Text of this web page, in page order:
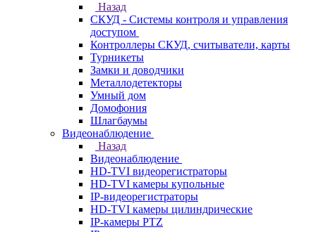
Назад
СКУД - Системы контроля и управления
доступом
Контроллеры СКУД, считыватели, карты
Турникеты
Замки и доводчики
Металлодетекторы
Умный дом
Домофония
Шлагбаумы
Видеонаблюдение
Назад
Видеонаблюдение
HD-TVI видеорегистраторы
HD-TVI камеры купольные
IP-видеорегистраторы
HD-TVI камеры цилиндрические
IP-камеры PTZ